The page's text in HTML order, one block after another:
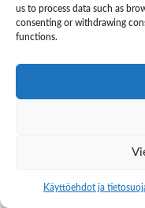
us to process data such as
consenting or withdrawing
functions.
Käyttöehdot ja